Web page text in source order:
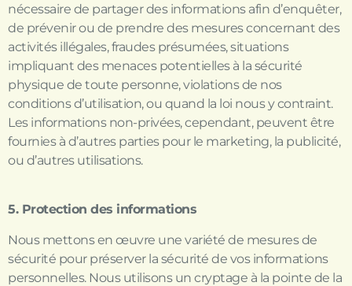
nécessaire de partager des informations afin d’enquêter,
de prévenir ou de prendre des mesures concernant des
activités illégales, fraudes présumées, situations
impliquant des menaces potentielles à la sécurité
physique de toute personne, violations de nos
conditions d’utilisation, ou quand la loi nous y contraint.
Les informations non-privées, cependant, peuvent être
fournies à d’autres parties pour le marketing, la publicité,
ou d’autres utilisations.
5. Protection des informations
Nous mettons en œuvre une variété de mesures de
sécurité pour préserver la sécurité de vos informations
personnelles. Nous utilisons un cryptage à la pointe de la